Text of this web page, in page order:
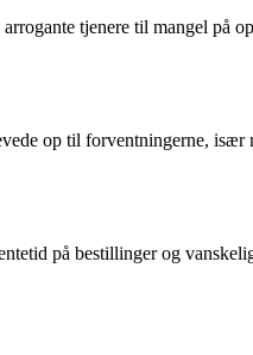
tjenere til mangel på
op til forventningerne, især
på bestillinger og